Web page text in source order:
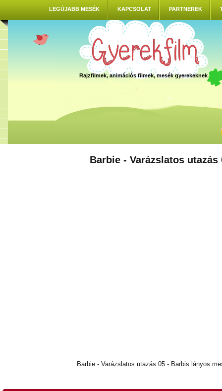
LEGÚJABB MESÉK KAPCSOLAT PARTNEREK
Rajzfilmek, animációs filmek, mesék gyerekeknek
Barbie - Varázslatos utazás
Barbie - Varázslatos utazás 05 - Barbis lányos